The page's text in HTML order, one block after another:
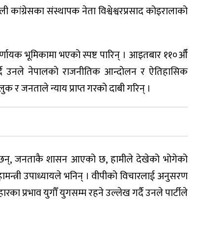
कांग्रेसका संस्थापक नेता विश्वेश्वरप्रसाद कोइरालाको
भूमिकामा भएको स्पष्ट पारिन् । आइतबार ११०औँ
उनले नेपालको राजनीतिक आन्दोलन र ऐतिहासिक
जनताले न्याय प्राप्त गरको दाबी गरिन् ।
छन्, जनताकै शासन आएको छ, हामीले देखेको भोगेको
उपाध्यायले भनिन् । वीपीको विचारलाई अनुसरण
प्रभाव युगौँ युगसम्म रहने उल्लेख गर्दै उनले पार्टीले